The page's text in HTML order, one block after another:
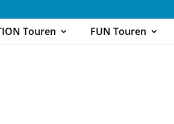
Touren FUN Touren